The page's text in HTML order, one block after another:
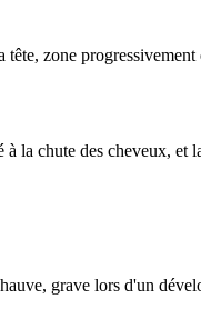
zone
la chute des cheveux, et
grave lors d'un